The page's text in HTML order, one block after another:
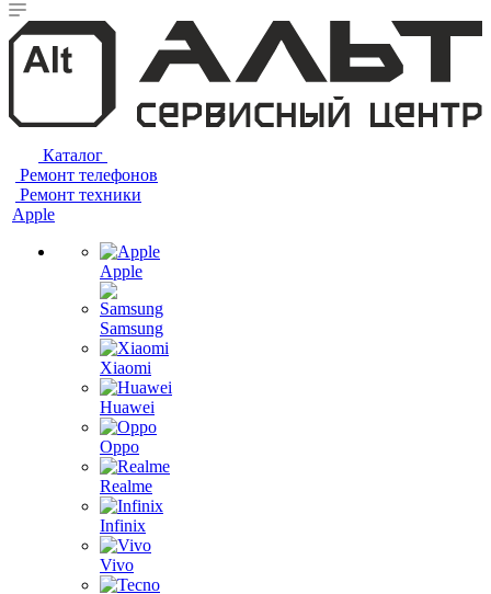
Каталог
Ремонт телефонов
Ремонт техники
Apple
Apple
Samsung
Xiaomi
Huawei
Oppo
Realme
Infinix
Vivo